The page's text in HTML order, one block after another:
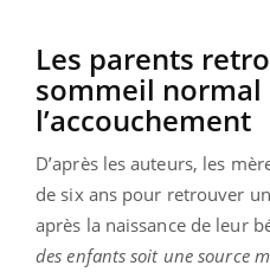
Les parents
sommeil normal
l’accouchement
D’après les auteurs, les
de six ans pour retrouver
après la naissance de leur
des enfants soit une source